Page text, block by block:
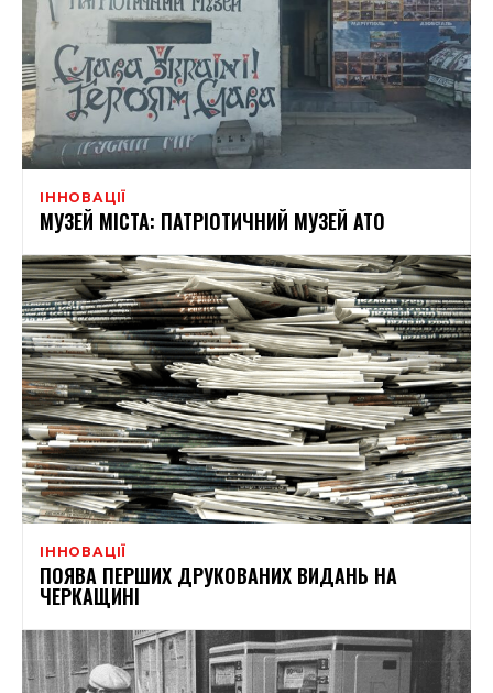
ІННОВАЦІЇ
МУЗЕЙ МІСТА: ПАТРІОТИЧНИЙ МУЗЕЙ АТО
ІННОВАЦІЇ
ПОЯВА ПЕРШИХ ДРУКОВАНИХ ВИДАНЬ НА
ЧЕРКАЩИНІ